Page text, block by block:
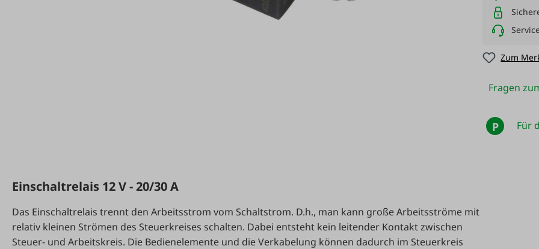
Zum
Fragen
P Für
Einschaltrelais 12 V - 20/30 A
Das Einschaltrelais trennt den Arbeitsstrom vom Schaltstrom. D.h., man kann große Arbeitsströme mit
relativ kleinen Strömen des Steuerkreises schalten. Dabei entsteht kein leitender Kontakt zwischen
Steuer- und Arbeitskreis. Die Bedienelemente und die Verkabelung können dadurch im Steuerkreis